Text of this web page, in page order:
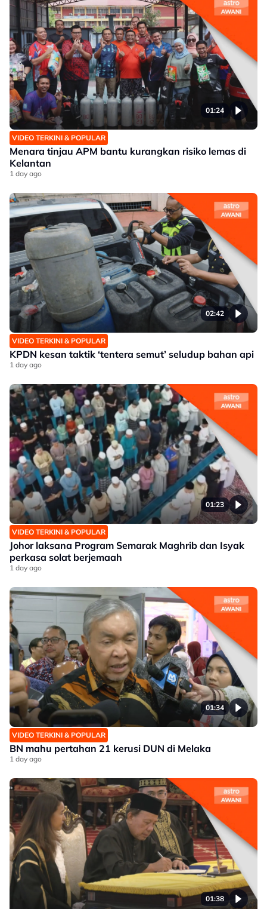
01:24
VIDEO TERKINI & POPULAR
Menara tinjau APM bantu kurangkan risiko lemas di
Kelantan
1 day ago
02:42
VIDEO TERKINI & POPULAR
KPDN kesan taktik ‘tentera semut’ seludup bahan api
1 day ago
01:23
VIDEO TERKINI & POPULAR
Johor laksana Program Semarak Maghrib dan Isyak
perkasa solat berjemaah
1 day ago
01:34
VIDEO TERKINI & POPULAR
BN mahu pertahan 21 kerusi DUN di Melaka
1 day ago
01:38